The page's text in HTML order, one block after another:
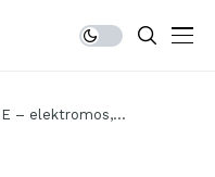
– elektromos,